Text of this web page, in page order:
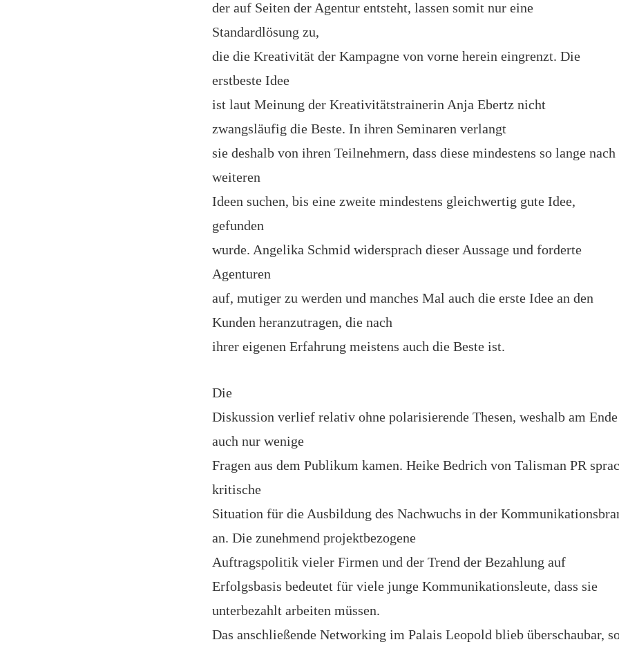
der auf Seiten der Agentur entsteht, lassen somit nur eine
Standardlösung zu,
die die Kreativität der Kampagne von vorne herein eingrenzt. Die
erstbeste Idee
ist laut Meinung der Kreativitätstrainerin Anja Ebertz nicht
zwangsläufig die Beste. In ihren Seminaren verlangt
sie deshalb von ihren Teilnehmern, dass diese mindestens so lange nach
weiteren
Ideen suchen, bis eine zweite mindestens gleichwertig gute Idee,
gefunden
wurde. Angelika Schmid widersprach dieser Aussage und forderte
Agenturen
auf, mutiger zu werden und manches Mal auch die erste Idee an den
Kunden heranzutragen, die nach
ihrer eigenen Erfahrung meistens auch die Beste ist.
Die
Diskussion verlief relativ ohne polarisierende Thesen, weshalb am Ende
auch nur wenige
Fragen aus dem Publikum kamen. Heike Bedrich von Talisman PR
kritische
Situation für die Ausbildung des Nachwuchs in der
an. Die zunehmend projektbezogene
Auftragspolitik vieler Firmen und der Trend der Bezahlung auf
Erfolgsbasis bedeutet für viele junge Kommunikationsleute, dass sie
unterbezahlt arbeiten müssen.
Das anschließende Networking im Palais Leopold blieb überschaubar,